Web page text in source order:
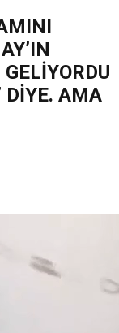
DİYE. AMA